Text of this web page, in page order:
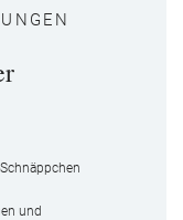
und